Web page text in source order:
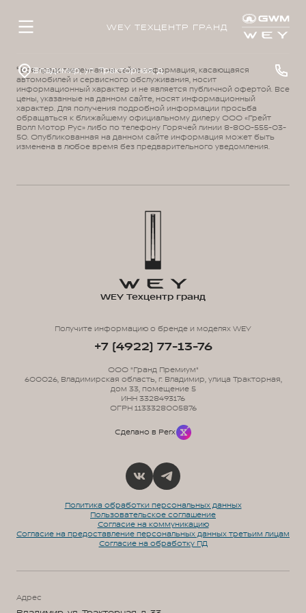
WEY ТЕХЦЕНТР ГРАНД
Владимир, ул. Тракторная, д. 33
¹ Вся представленная на сайте информация, касающаяся
автомобилей и сервисного обслуживания, носит
информационный характер и не является публичной офертой. Все
цены, указанные на данном сайте, носят информационный
характер. Для получения подробной информации просьба
обращаться к ближайшему официальному дилеру ООО «Грейт
Волл Мотор Рус» либо по телефону Горячей линии 8-800-555-03-
50. Опубликованная на данном сайте информация может быть
изменена в любое время без предварительного уведомления.
Политика обработки персональных данных
Пользовательское соглашение
Согласие на коммуникацию
Согласие на предоставление персональных данных третьим лицам
Согласие на обработку ПД
WEY Техцентр гранд
Получите информацию о бренде и моделях WEY
+7 (4922) 77-13-76
ООО "Гранд Премиум"
600026, Владимирская область, г. Владимир, улица Тракторная,
дом 33, помещение 5
ИНН 3328493176
ОГРН 1133328005876
Сделано в Perx
Адрес
улучшения пользовательского опыта на
аналитики (в том числе Яндекс.Метрика).